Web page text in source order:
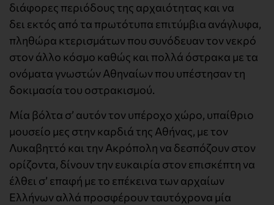
διάφορες περιόδους της αρχαιότητας και να
δει εκτός από τα πρωτότυπα επιτύμβια ανάγλυφα,
πληθώρα κτερισμάτων που συνόδευαν τον νεκρό
στον άλλο κόσμο καθώς και πολλά όστρακα με τα
ονόματα γνωστών Αθηναίων που υπέστησαν τη
δοκιμασία του οστρακισμού.
Μία βόλτα σ’ αυτόν τον υπέροχο χώρο, υπαίθριο
μουσείο μες στην καρδιά της Αθήνας, με τον
Λυκαβηττό και την Ακρόπολη να δεσπόζουν στον
ορίζοντα, δίνουν την ευκαιρία στον επισκέπτη να
έλθει σ’ επαφή με το επέκεινα των αρχαίων
Ελλήνων αλλά προσφέρουν ταυτόχρονα μία